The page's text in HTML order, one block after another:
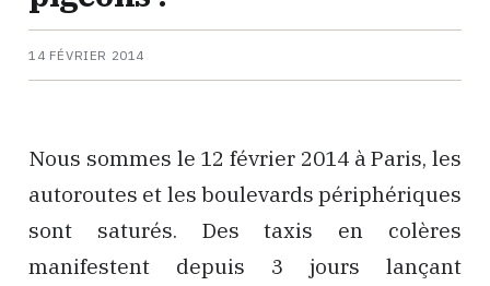
14 FÉVRIER 2014
Nous sommes le 12 février 2014 à Paris, les
autoroutes et les boulevards périphériques
sont saturés. Des taxis en colères
manifestent depuis 3 jours lançant